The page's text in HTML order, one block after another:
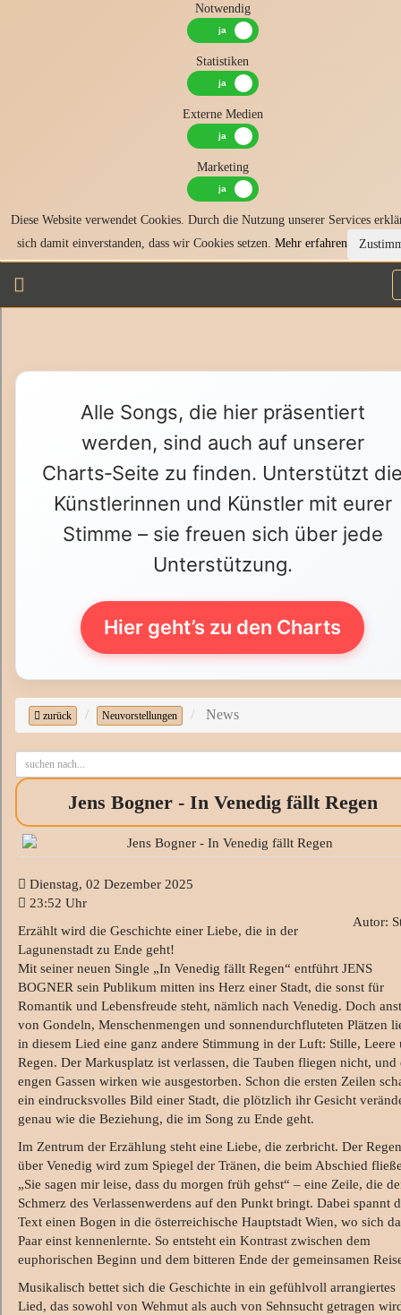
Notwendig
Statistiken
Externe Medien
Marketing
Diese Website verwendet Cookies. Durch die Nutzung unserer Services
sich damit einverstanden, dass wir Cookies setzen. Mehr erfahren
Alle Songs, die hier präsentiert
werden, sind auch auf unserer
Charts‑Seite zu finden. Unterstützt
Künstlerinnen und Künstler mit eurer
Stimme – sie freuen sich über jede
Unterstützung.
Hier geht’s zu den Charts
zurück Neuvorstellungen News
Jens Bogner - In Venedig fällt Regen
Dienstag, 02 Dezember 2025
23:52 Uhr
Autor:
Erzählt wird die Geschichte einer Liebe, die in der
Lagunenstadt zu Ende geht!
Mit seiner neuen Single „In Venedig fällt Regen“ entführt JENS
BOGNER sein Publikum mitten ins Herz einer Stadt, die sonst für
Romantik und Lebensfreude steht, nämlich nach Venedig. Doch
von Gondeln, Menschenmengen und sonnendurchfluteten Plätzen
in diesem Lied eine ganz andere Stimmung in der Luft: Stille, Leere
Regen. Der Markusplatz ist verlassen, die Tauben fliegen nicht, und
engen Gassen wirken wie ausgestorben. Schon die ersten Zeilen
ein eindrucksvolles Bild einer Stadt, die plötzlich ihr Gesicht
genau wie die Beziehung, die im Song zu Ende geht.
Im Zentrum der Erzählung steht eine Liebe, die zerbricht. Der Regen
über Venedig wird zum Spiegel der Tränen, die beim Abschied
„Sie sagen mir leise, dass du morgen früh gehst“ – eine Zeile, die
Schmerz des Verlassenwerdens auf den Punkt bringt. Dabei spannt
Text einen Bogen in die österreichische Hauptstadt Wien, wo sich
Paar einst kennenlernte. So entsteht ein Kontrast zwischen dem
euphorischen Beginn und dem bitteren Ende der gemeinsamen
Musikalisch bettet sich die Geschichte in ein gefühlvoll arrangiertes
Lied, das sowohl von Wehmut als auch von Sehnsucht getragen